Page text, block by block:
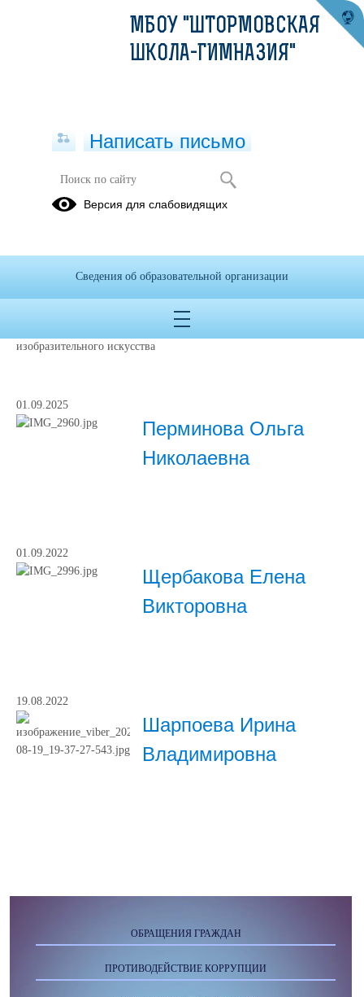
Педагоги
Ситаптиева Эльвира Семитовна - руководитель центра "Точка
Щербакова Елена Викторовна - учитель биологии и химии
Перминова Ольга Николаевна - учитель труда (технологии) и
изобразительного искусства
01.09.2025
Перминова Ольга
Николаевна
01.09.2022
Щербакова Елена
Викторовна
19.08.2022
Шарпоева Ирина
Владимировна
ОБРАЩЕНИЯ ГРАЖДАН
ПРОТИВОДЕЙСТВИЕ КОРРУПЦИИ
МБОУ "ШТОРМОВСКАЯ
ШКОЛА-ГИМНАЗИЯ"
Написать письмо
Версия для слабовидящих
Сведения об образовательной организации